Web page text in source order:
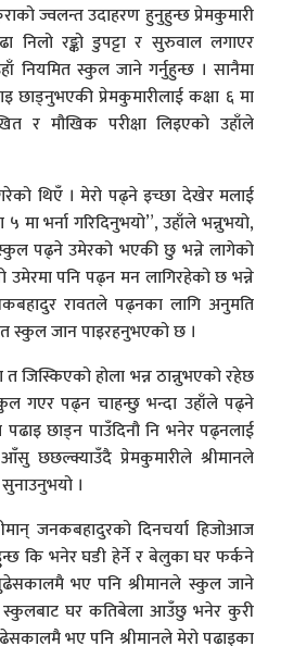
ज्वलन्त उदाहरण हुनुहुन्छ प्रेमकुमारी
निलो रङ्को डुपट्टा र सुरुवाल लगाएर
नियमित स्कुल जाने गर्नुहुन्छ । सानैमा
छाड्नुभएकी प्रेमकुमारीलाई कक्षा ६ मा
र मौखिक परीक्षा लिइएको उहाँले
थिएँ । मेरो पढ्ने इच्छा देखेर मलाई
मा भर्ना गरिदिनुभयो”, उहाँले भन्नुभयो,
स्कुल पढ्ने उमेरको भएकी छु भन्ने लागेको
उमेरमा पनि पढ्न मन लागिरहेको छ भन्ने
रावतले पढ्नका लागि अनुमति
स्कुल जान पाइरहनुभएको छ ।
जिस्किएको होला भन्न ठान्नुभएको रहेछ
गएर पढ्न चाहन्छु भन्दा उहाँले पढ्ने
छाड्न पाउँदिनौ नि भनेर पढ्नलाई
छछल्क्याउँदै प्रेमकुमारीले श्रीमानले
।
जनकबहादुरको दिनचर्या हिजोआज
कि भनेर घडी हेर्ने र बेलुका घर फर्कने
भए पनि श्रीमानले स्कुल जाने
घर कतिबेला आउँछु भनेर कुरी
भए पनि श्रीमानले मेरो पढाइका